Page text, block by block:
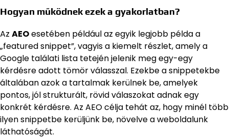
Hogyan működnek ezek a gyakorlatban?
Az AEOesetében például az egyik legjobb példa a
„featured snippet”, vagyis a kiemelt részlet, amely a
Google találati lista tetején jelenik meg egy-egy
kérdésre adott tömör válasszal. Ezekbe a snippetekbe
általában azok a tartalmak kerülnek be, amelyek
pontos, jól strukturált, rövid válaszokat adnak egy
konkrét kérdésre. Az AEO célja tehát az, hogy minél több
ilyen snippetbe kerüljünk be, növelve a weboldalunk
láthatóságát.